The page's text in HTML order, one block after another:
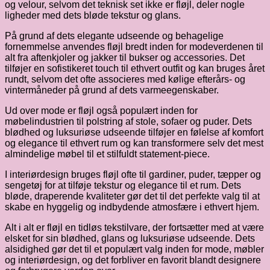
og velour, selvom det teknisk set ikke er fløjl, deler nogle
ligheder med dets bløde tekstur og glans.
På grund af dets elegante udseende og behagelige
fornemmelse anvendes fløjl bredt inden for modeverdenen til
alt fra aftenkjoler og jakker til bukser og accessories. Det
tilføjer en sofistikeret touch til ethvert outfit og kan bruges året
rundt, selvom det ofte associeres med kølige efterårs- og
vintermåneder på grund af dets varmeegenskaber.
Ud over mode er fløjl også populært inden for
møbelindustrien til polstring af stole, sofaer og puder. Dets
blødhed og luksuriøse udseende tilføjer en følelse af komfort
og elegance til ethvert rum og kan transformere selv det mest
almindelige møbel til et stilfuldt statement-piece.
I interiørdesign bruges fløjl ofte til gardiner, puder, tæpper og
sengetøj for at tilføje tekstur og elegance til et rum. Dets
bløde, draperende kvaliteter gør det til det perfekte valg til at
skabe en hyggelig og indbydende atmosfære i ethvert hjem.
Alt i alt er fløjl en tidløs tekstilvare, der fortsætter med at være
elsket for sin blødhed, glans og luksuriøse udseende. Dets
alsidighed gør det til et populært valg inden for mode, møbler
og interiørdesign, og det forbliver en favorit blandt designere